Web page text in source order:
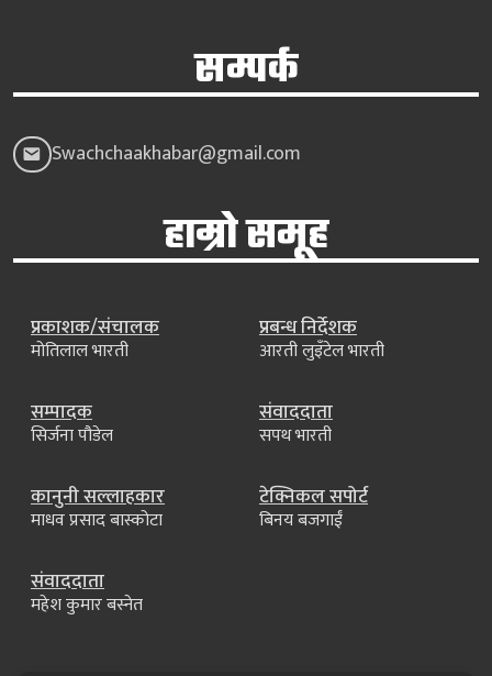
सम्पर्क
Swachchaakhabar@gmail.com
हाम्रो समूह
प्रकाशक/संचालक
मोतिलाल भारती
प्रबन्ध निर्देशक
आरती लुइँटेल भारती
सम्पादक
सिर्जना पौडेल
संवाददाता
सपथ भारती
कानुनी सल्लाहकार
माधव प्रसाद बास्कोटा
टेक्निकल सपोर्ट
बिनय बजगाईं
संवाददाता
महेश कुमार बस्नेत